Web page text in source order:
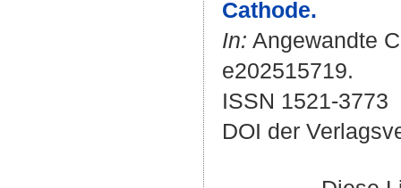
Cathode.
In: Angewandte
e202515719.
ISSN 1521-3773
DOI der